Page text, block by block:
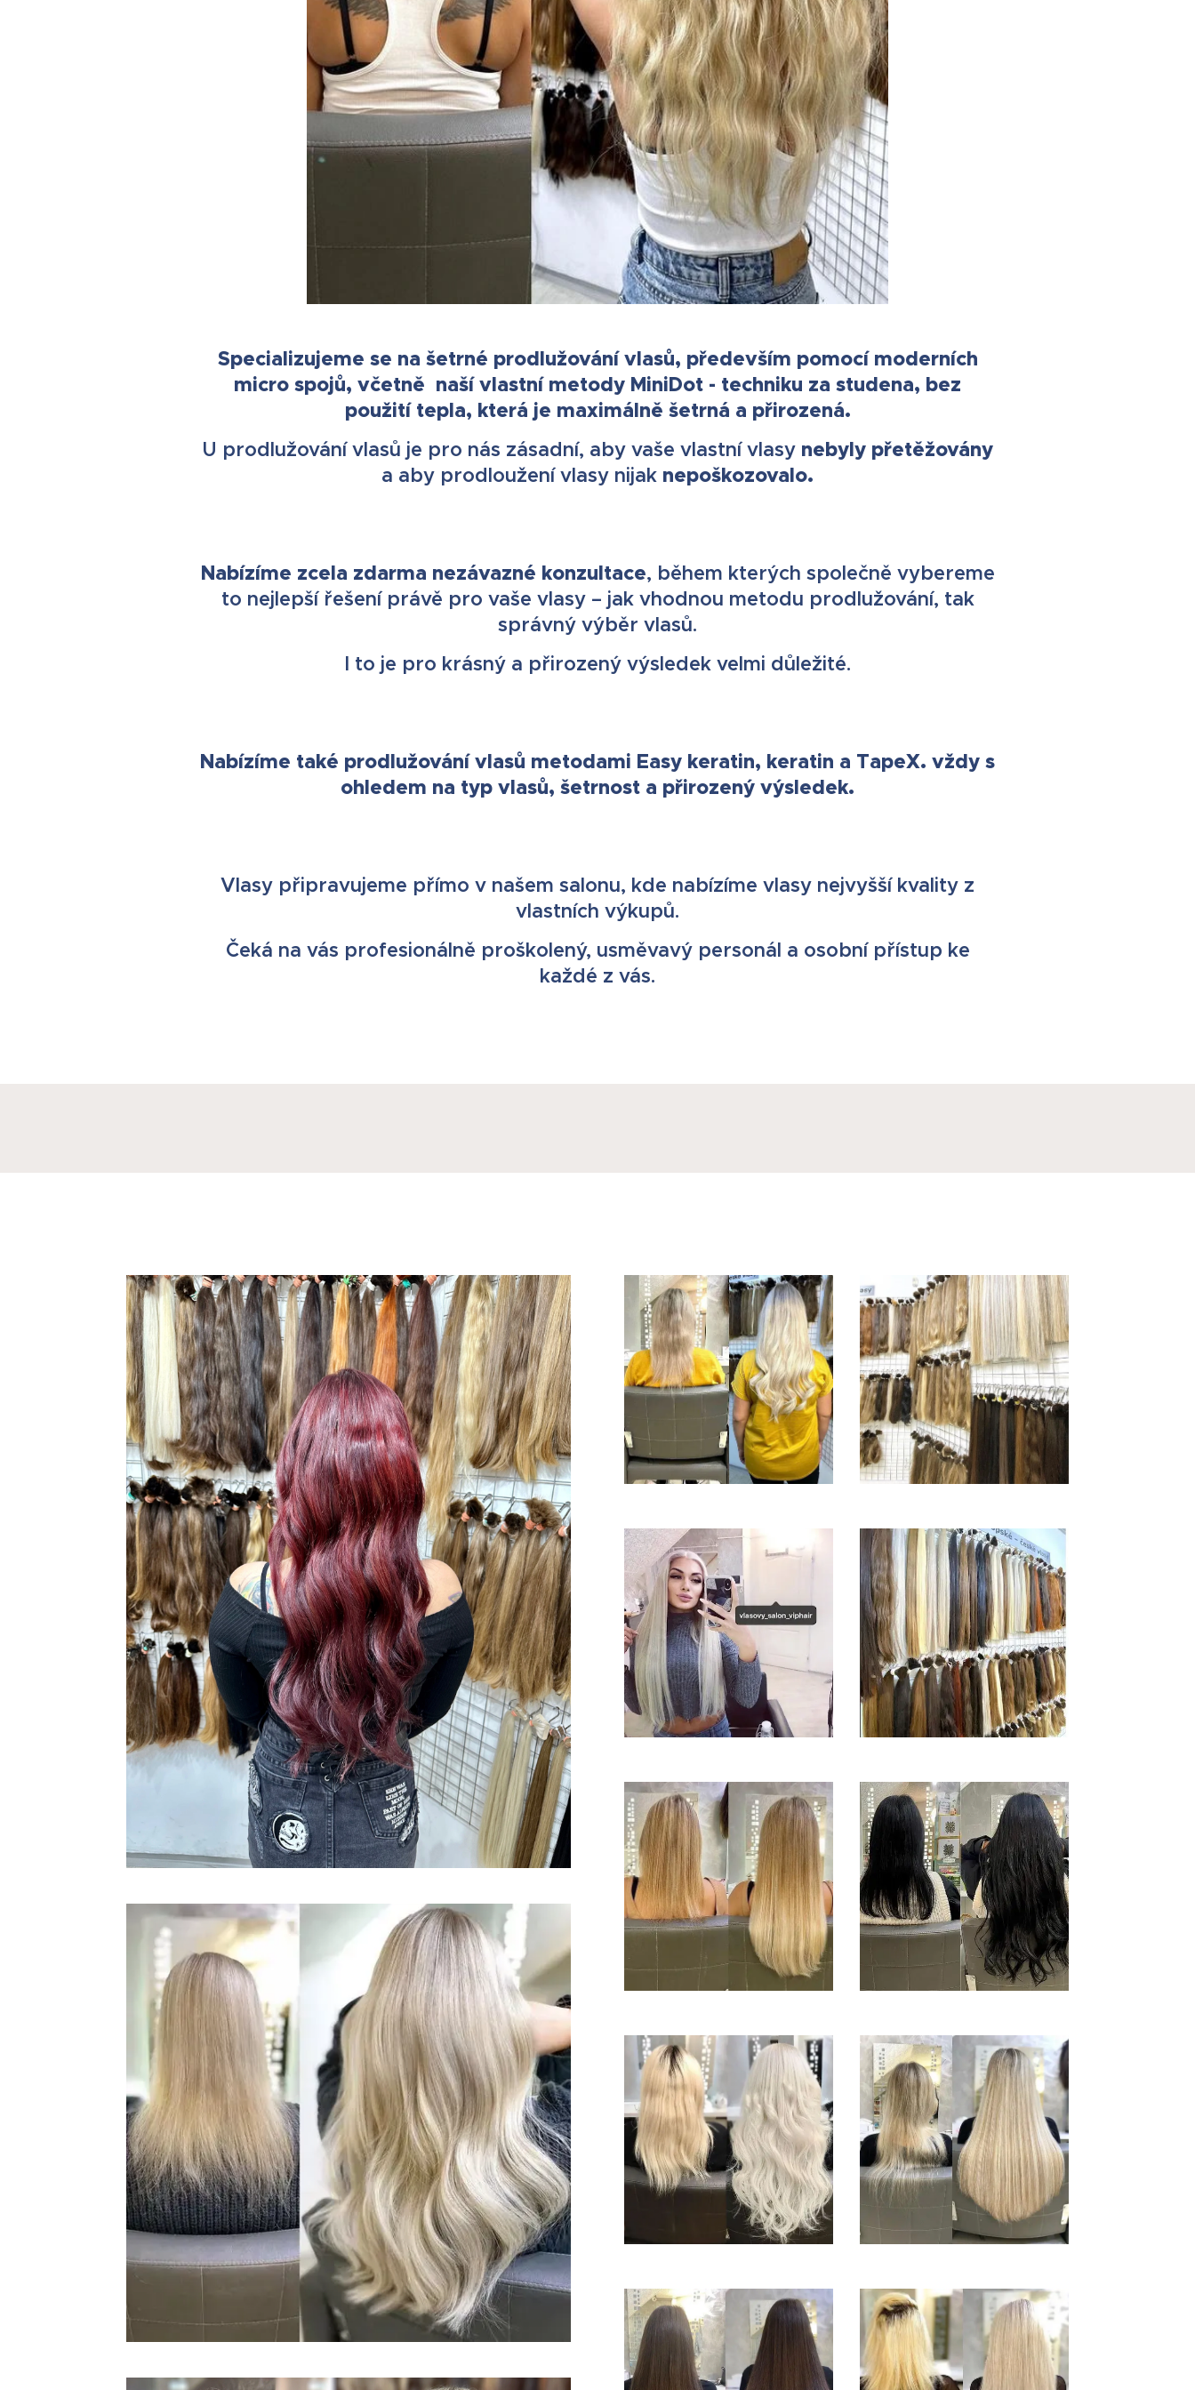
Specializujeme se na šetrné prodlužování vlasů, především pomocí moderních
micro spojů, včetně naší vlastní metody MiniDot - techniku za studena, bez
použití tepla, která je maximálně šetrná a přirozená.
U prodlužování vlasů je pro nás zásadní, aby vaše vlastní vlasy nebyly přetěžovány
a aby prodloužení vlasy nijak nepoškozovalo.
Nabízíme zcela zdarma nezávazné konzultace, během kterých společně vybereme
to nejlepší řešení právě pro vaše vlasy – jak vhodnou metodu prodlužování, tak
správný výběr vlasů.
I to je pro krásný a přirozený výsledek velmi důležité.
Nabízíme také prodlužování vlasů metodami Easy keratin, keratin a TapeX. vždy s
ohledem na typ vlasů, šetrnost a přirozený výsledek.
Vlasy připravujeme přímo v našem salonu, kde nabízíme vlasy nejvyšší kvality z
vlastních výkupů.
Čeká na vás profesionálně proškolený, usměvavý personál a osobní přístup ke
každé z vás.